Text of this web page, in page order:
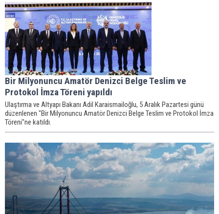
Bir Milyonuncu Amatör Denizci Belge Teslim ve
Protokol İmza Töreni yapıldı
Ulaştırma ve Altyapı Bakanı Adil Karaismailoğlu, 5 Aralık Pazartesi günü
düzenlenen "Bir Milyonuncu Amatör Denizci Belge Teslim ve Protokol İmza
Töreni"ne katıldı.